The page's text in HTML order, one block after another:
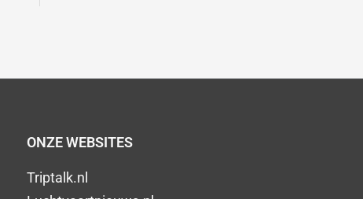
ONZE WEBSITES
Triptalk.nl